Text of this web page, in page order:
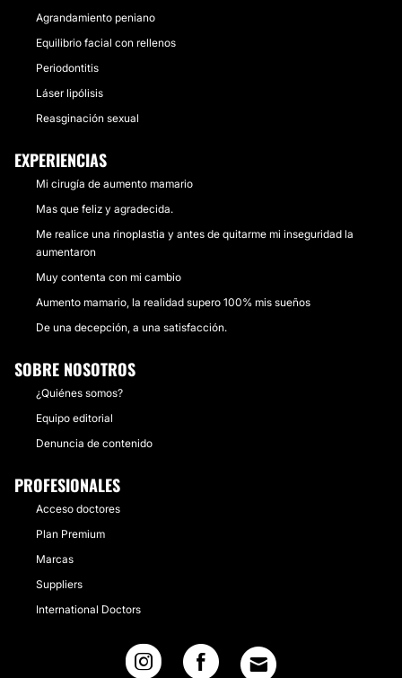
Agrandamiento peniano
Equilibrio facial con rellenos
Periodontitis
Láser lipólisis
Reasginación sexual
EXPERIENCIAS
Mi cirugía de aumento mamario
Mas que feliz y agradecida.
Me realice una rinoplastia y antes de quitarme mi inseguridad la
aumentaron
Muy contenta con mi cambio
Aumento mamario, la realidad supero 100% mis sueños
De una decepción, a una satisfacción.
SOBRE NOSOTROS
¿Quiénes somos?
Equipo editorial
Denuncia de contenido
PROFESIONALES
Acceso doctores
Plan Premium
Marcas
Suppliers
International Doctors